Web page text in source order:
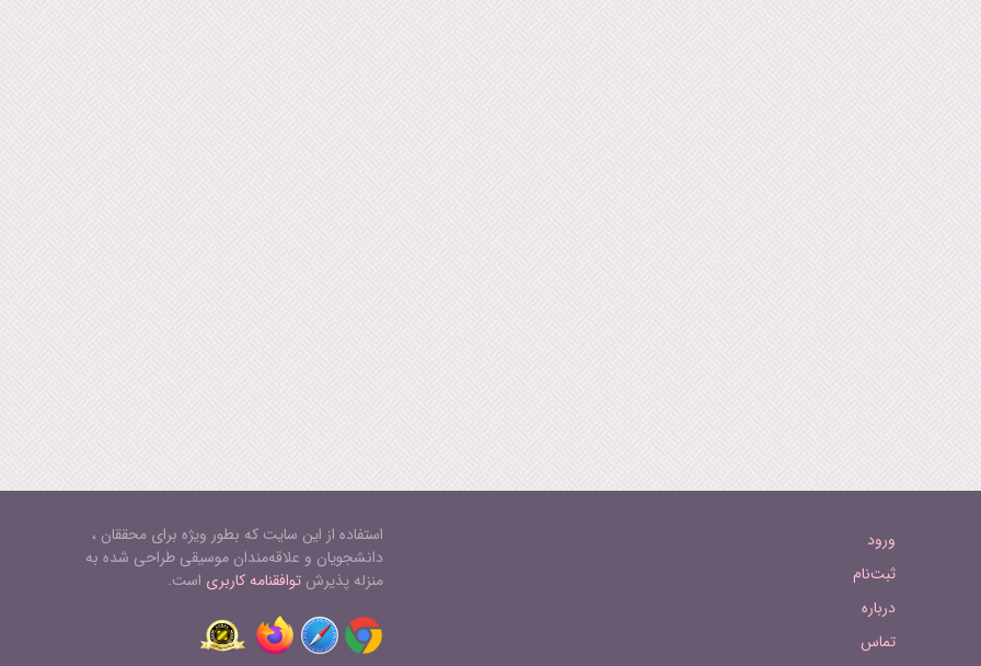
ورود
ثبت‌نام
درباره
تماس
استفاده از این سایت که بطور ویژه برای محققان ،
دانشجویان و علاقه‌مندان موسیقی طراحی شده به
منزله پذیرشتوافقنامه کاربری است.